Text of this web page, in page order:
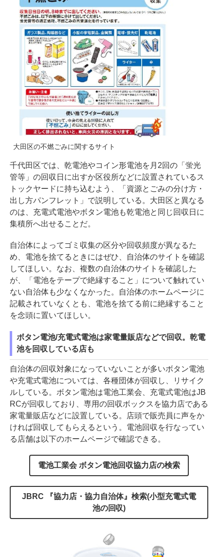
大田区の不燃ごみに関するサイト
千代田区では、乾電池やコイン形電池を月2回の「蛍光
管等」の回収日に出すか区役所などに設置されているス
トックヤードに持ち込むよう、「資源とごみの分け方・
出し方パンフレット」で説明している。大田区と異なる
のは、充電式電池やボタン電池も乾電池と同じ回収日に
集積所へ出せることだ。
自治体によってゴミ収集の区分や回収頻度が異なるた
め、電池を捨てるときにはぜひ、自治体のサイトを確認
してほしい。なお、複数の自治体のサイトを確認した
が、「電池をテープで絶縁すること」について触れてい
ない自治体も少なくなかった。自治体のホームページに
記載されていなくとも、電池を捨てる前に絶縁すること
を念頭に置いてほしい。
ボタン電池/充電式電池は家電量販店などで回収。乾電
池を回収している店も
自治体の回収対象になっていないことが多いボタン電池
や充電式電池については、各種団体が回収し、リサイク
ルしている。ボタン電池は電池工業会、充電式電池はJB
RCが回収しており、専用の回収ボックスを協力店である
家電量販店などに設置している。店頭で販売員に声をか
ければ回収してもらえるという。電池回収を行なってい
る店舗は以下のホームページで確認できる。
電池工業会 ボタン電池回収協力店の検索
JBRC 『協力店・協力自治体』検索(小型充電式電
池の回収)